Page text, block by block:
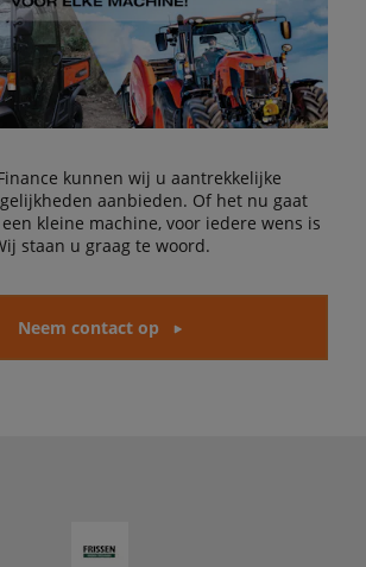
kunnen wij u aantrekkelijke
aanbieden. Of het nu gaat
kleine machine, voor iedere wens is
staan u graag te woord.
Neem contact op